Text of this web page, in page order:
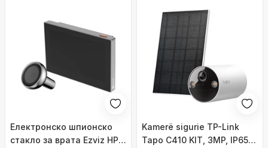
Електронско шпионско
стакло за врата Ezviz HP2,
Kamerë sigurie TP-Link
Tapo C410 KIT, 3MP, IP65,